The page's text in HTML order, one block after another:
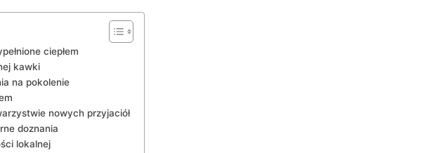
ciepłem
kawki
na pokolenie
nowych przyjaciół
‍doznania
lokalnej